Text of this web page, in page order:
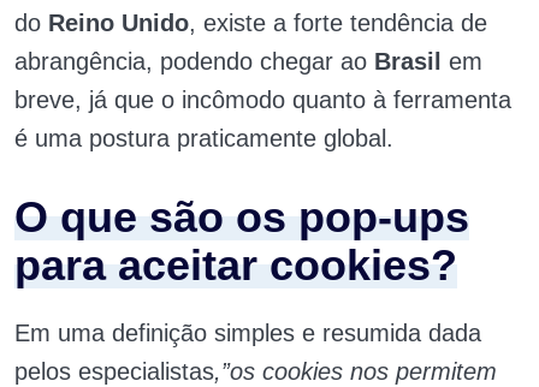
do Reino Unido, existe a forte tendência de
abrangência, podendo chegar ao Brasil em
breve, já que o incômodo quanto à ferramenta
é uma postura praticamente global.
O que são os pop-ups
para aceitar cookies?
Em uma definição simples e resumida dada
pelos especialistas,”os cookies nos permitem